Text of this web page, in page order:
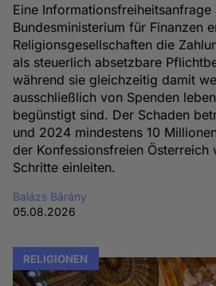
Eine
Bundesministerium für Finanzen
Religionsgesellschaften die
als steuerlich absetzbare
während sie gleichzeitig damit
ausschließlich von Spenden
begünstigt sind. Der Schaden
und 2024 mindestens 10
der Konfessionsfreien Österreich
Schritte einleiten.
Balázs Bárány
05.08.2026
RELIGIONEN